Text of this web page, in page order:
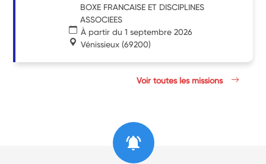
BOXE FRANCAISE ET DISCIPLINES
ASSOCIEES
À partir du 1 septembre 2026
Vénissieux (69200)
Voir toutes les missions